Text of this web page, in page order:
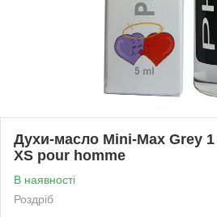
Духи-масло Mini-Max Grey
XS pour homme
В наявності
Роздріб